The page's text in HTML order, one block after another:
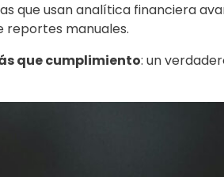
que usan analítica financiera
reportes manuales.
que cumplimiento: un